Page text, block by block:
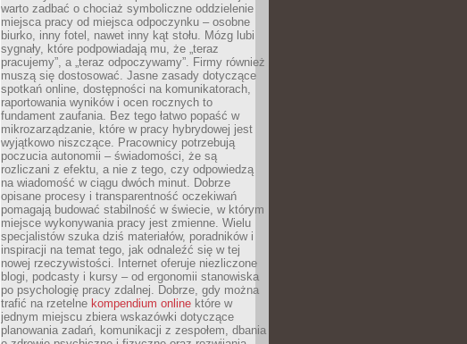
warto zadbać o chociaż symboliczne oddzielenie
miejsca pracy od miejsca odpoczynku – osobne
biurko, inny fotel, nawet inny kąt stołu. Mózg lubi
sygnały, które podpowiadają mu, że „teraz
pracujemy”, a „teraz odpoczywamy”. Firmy również
muszą się dostosować. Jasne zasady dotyczące
spotkań online, dostępności na komunikatorach,
raportowania wyników i ocen rocznych to
fundament zaufania. Bez tego łatwo popaść w
mikrozarządzanie, które w pracy hybrydowej jest
wyjątkowo niszczące. Pracownicy potrzebują
poczucia autonomii – świadomości, że są
rozliczani z efektu, a nie z tego, czy odpowiedzą
na wiadomość w ciągu dwóch minut. Dobrze
opisane procesy i transparentność oczekiwań
pomagają budować stabilność w świecie, w którym
miejsce wykonywania pracy jest zmienne. Wielu
specjalistów szuka dziś materiałów, poradników i
inspiracji na temat tego, jak odnaleźć się w tej
nowej rzeczywistości. Internet oferuje niezliczone
blogi, podcasty i kursy – od ergonomii stanowiska
po psychologię pracy zdalnej. Dobrze, gdy można
trafić na rzetelne kompendium online które w
jednym miejscu zbiera wskazówki dotyczące
planowania zadań, komunikacji z zespołem, dbania